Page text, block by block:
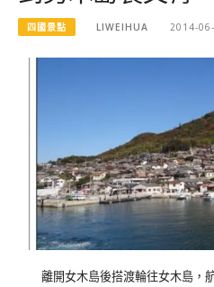
四國景點 LIWEIHUA 2014-
離開女木島後搭渡輪往女木島，